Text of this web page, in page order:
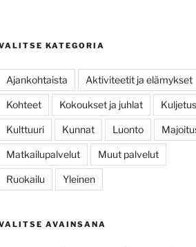
KATEGORIA
Ajankohtaista Aktiviteetit ja elämykset
Kohteet Kokoukset ja juhlat Kuljetus
Kulttuuri Kunnat Luonto
Matkailupalvelut Muut palvelut
Ruokailu Yleinen
AVAINSANA